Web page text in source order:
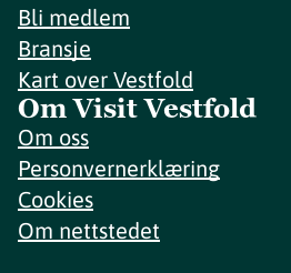
Bli medlem
Bransje
Kart over Vestfold
Om Visit Vestfold
Om oss
Personvernerklæring
Cookies
Om nettstedet